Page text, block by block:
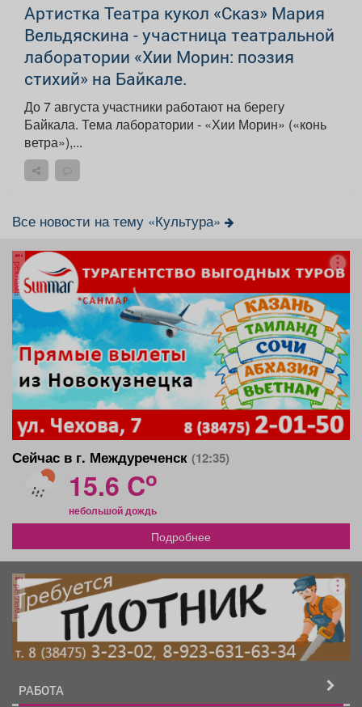
Артистка Театра кукол «Сказ» Мария
Вельдяскина - участница театральной
лаборатории «Хии Морин: поэзия
стихий» на Байкале.
До 7 августа участники работают на берегу
Байкала. Тема лаборатории - «Хии Морин» («конь
ветра»),...
Все новости на тему «Культура»
реклама
Сейчас в г. Междуреченск (12:35)
15.6 Co
небольшой дождь
Подробнее
реклама
РАБОТА